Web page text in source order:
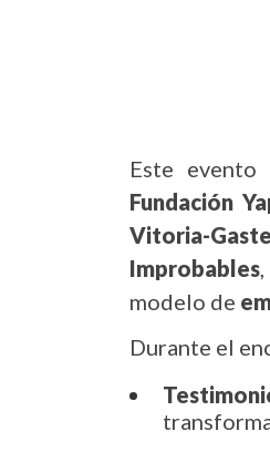
Este
Fundación
Vitoria-
Improbables
modelo de
Durante el